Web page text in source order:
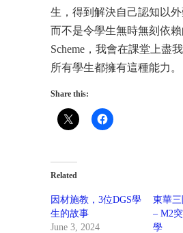
生，得到解決自己認知以外
而不是令學生無時無刻依
Scheme，我會在課堂上盡
所有學生都擁有這種能力。
Share this:
Related
因材施教，3位DGS學
生的故事
June 3, 2024
東華
– M2
學